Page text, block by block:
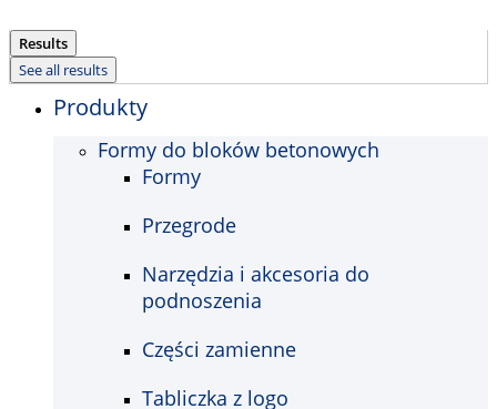
Results
See all results
Produkty
Formy do bloków betonowych
Formy
Przegrode
Narzędzia i akcesoria do
podnoszenia
Części zamienne
Tabliczka z logo